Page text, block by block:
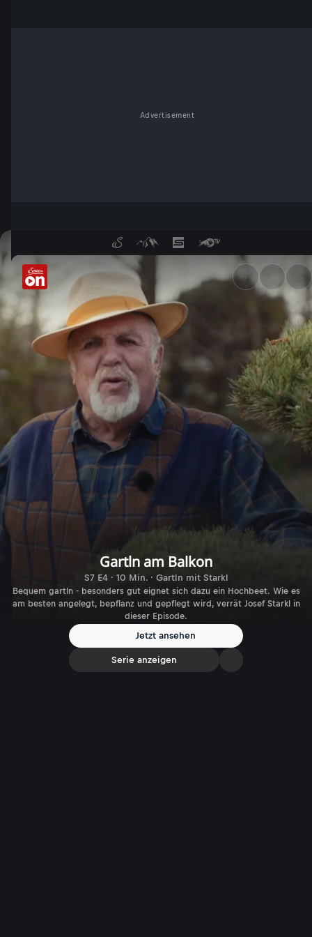
Advertisement
Garten-Tipps von Josef
Gartln am Balkon
S7 E4 · 10 Min. · Gartln mit Starkl
Bequem gartln - besonders gut eignet sich dazu ein Hochbeet. Wie es
am besten angelegt, bepflanz und gepflegt wird, verrät Josef Starkl in
dieser Episode.
Jetzt ansehen
Serie anzeigen